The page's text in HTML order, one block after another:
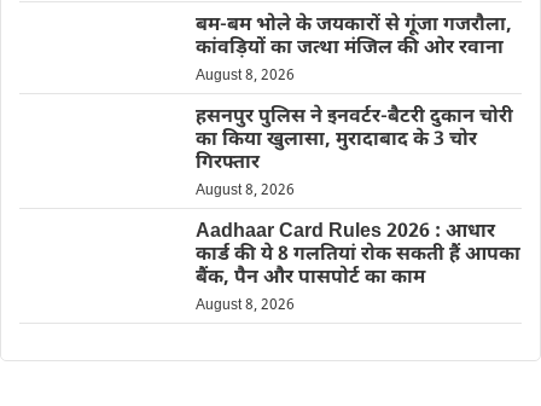
बम-बम भोले के जयकारों से गूंजा गजरौला,
कांवड़ियों का जत्था मंजिल की ओर रवाना
August 8, 2026
हसनपुर पुलिस ने इनवर्टर-बैटरी दुकान चोरी
का किया खुलासा, मुरादाबाद के 3 चोर
गिरफ्तार
August 8, 2026
Aadhaar Card Rules 2026 : आधार
कार्ड की ये 8 गलतियां रोक सकती हैं आपका
बैंक, पैन और पासपोर्ट का काम
August 8, 2026